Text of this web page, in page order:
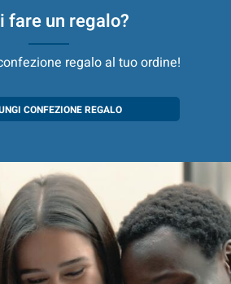
fare un regalo?
regalo al tuo ordine!
CONFEZIONE REGALO